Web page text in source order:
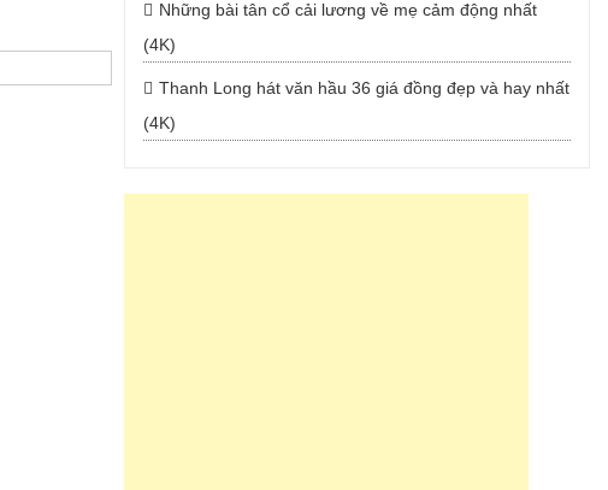
Những bài tân cổ cải lương về mẹ cảm động nhất
(4K)
Thanh Long hát văn hầu 36 giá đồng đẹp và hay nhất
(4K)